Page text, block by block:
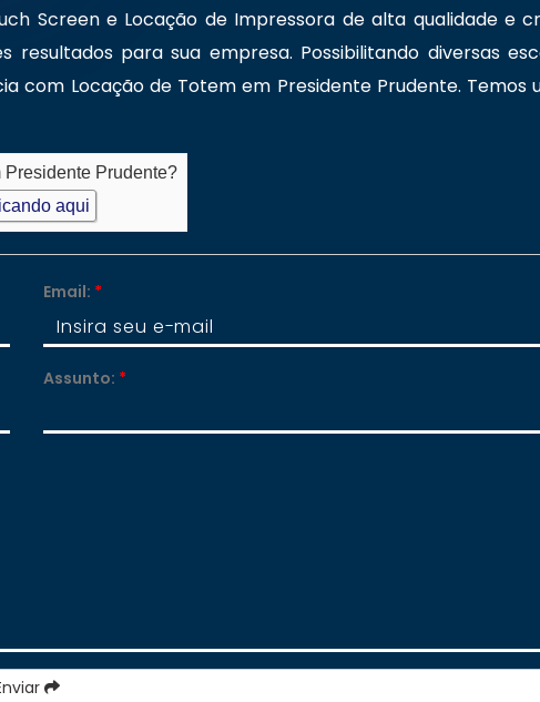
Screen e Locação de Impressora de alta qualidade e
para sua empresa. Possibilitando diversas
com Locação de Totem em Presidente Prudente. Temos
Presidente Prudente?
aqui
Email: *
Assunto: *